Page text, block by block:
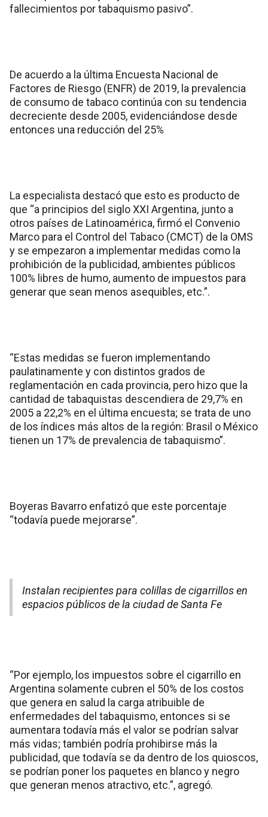
fallecimientos por tabaquismo pasivo”.
De acuerdo a la última Encuesta Nacional de
Factores de Riesgo (ENFR) de 2019, la prevalencia
de consumo de tabaco continúa con su tendencia
decreciente desde 2005, evidenciándose desde
entonces una reducción del 25%
La especialista destacó que esto es producto de
que “a principios del siglo XXI Argentina, junto a
otros países de Latinoamérica, firmó el Convenio
Marco para el Control del Tabaco (CMCT) de la OMS
y se empezaron a implementar medidas como la
prohibición de la publicidad, ambientes públicos
100% libres de humo, aumento de impuestos para
generar que sean menos asequibles, etc.”.
“Estas medidas se fueron implementando
paulatinamente y con distintos grados de
reglamentación en cada provincia, pero hizo que la
cantidad de tabaquistas descendiera de 29,7% en
2005 a 22,2% en el última encuesta; se trata de uno
de los índices más altos de la región: Brasil o México
tienen un 17% de prevalencia de tabaquismo”.
Boyeras Bavarro enfatizó que este porcentaje
“todavía puede mejorarse”.
Instalan recipientes para colillas de cigarrillos en
espacios públicos de la ciudad de Santa Fe
“Por ejemplo, los impuestos sobre el cigarrillo en
Argentina solamente cubren el 50% de los costos
que genera en salud la carga atribuible de
enfermedades del tabaquismo, entonces si se
aumentara todavía más el valor se podrían salvar
más vidas; también podría prohibirse más la
publicidad, que todavía se da dentro de los quioscos,
se podrían poner los paquetes en blanco y negro
que generan menos atractivo, etc.”, agregó.